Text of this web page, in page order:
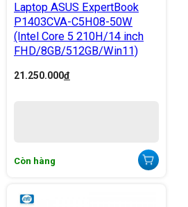
Laptop ASUS ExpertBook
P1403CVA-C5H08-50W
(Intel Core 5 210H/14 inch
FHD/8GB/512GB/Win11)
21.250.000đ
Còn hàng